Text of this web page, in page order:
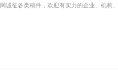
网诚征各类稿件，欢迎有实力的企业、机构